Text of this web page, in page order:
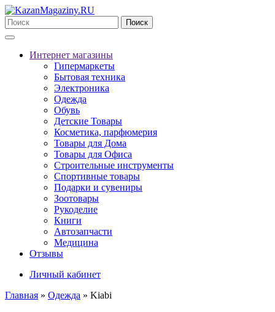
Поиск
Интернет магазины
Гипермаркеты
Бытовая техника
Электроника
Одежда
Обувь
Детские Товары
Косметика, парфюмерия
Товары для Дома
Товары для Офиса
Строительные инструменты
Спортивные товары
Подарки и сувениры
Зоотовары
Рукоделие
Книги
Автозапчасти
Медицина
Отзывы
Личный кабинет
Главная » Одежда » Kiabi